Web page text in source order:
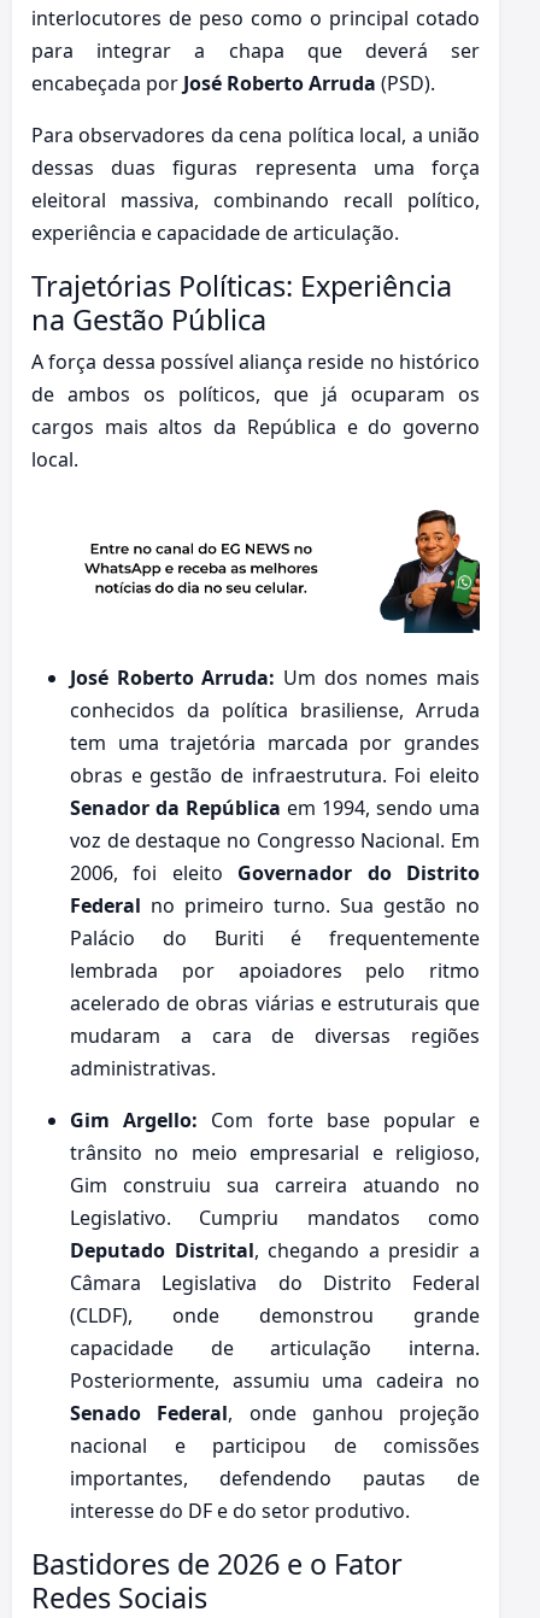
interlocutores de peso como o principal cotado
para integrar a chapa que deverá ser
encabeçada por José Roberto Arruda (PSD).
Para observadores da cena política local, a união
dessas duas figuras representa uma força
eleitoral massiva, combinando recall político,
experiência e capacidade de articulação.
Trajetórias Políticas: Experiência
na Gestão Pública
A força dessa possível aliança reside no histórico
de ambos os políticos, que já ocuparam os
cargos mais altos da República e do governo
local.
José Roberto Arruda: Um dos nomes mais
conhecidos da política brasiliense, Arruda
tem uma trajetória marcada por grandes
obras e gestão de infraestrutura. Foi eleito
Senador da República em 1994, sendo uma
voz de destaque no Congresso Nacional. Em
2006, foi eleito Governador do Distrito
Federal no primeiro turno. Sua gestão no
Palácio do Buriti é frequentemente
lembrada por apoiadores pelo ritmo
acelerado de obras viárias e estruturais que
mudaram a cara de diversas regiões
administrativas.
Gim Argello: Com forte base popular e
trânsito no meio empresarial e religioso,
Gim construiu sua carreira atuando no
Legislativo. Cumpriu mandatos como
Deputado Distrital, chegando a presidir a
Câmara Legislativa do Distrito Federal
(CLDF), onde demonstrou grande
capacidade de articulação interna.
Posteriormente, assumiu uma cadeira no
Senado Federal, onde ganhou projeção
nacional e participou de comissões
importantes, defendendo pautas de
interesse do DF e do setor produtivo.
Bastidores de 2026 e o Fator
Redes Sociais